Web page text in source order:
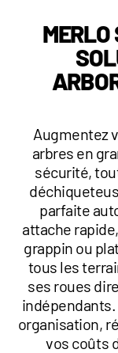
1 877-641-
CONTACTEZ-
MERLO
Augmentez
arbres en
sécurité,
parfaite
attache
grappin ou
tous les
ses roues
organisation,
vos coûts